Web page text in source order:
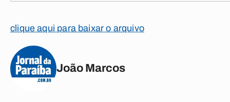
clique aqui para baixar o arquivo
João Marcos